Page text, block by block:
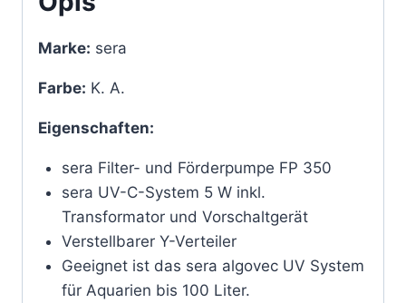
Aquarien
100
Marke: sera
Farbe: K. A.
Eigenschaften:
sera Filter- und Förderpumpe FP 350
sera UV-C-System 5 W inkl.
Transformator und Vorschaltgerät
Verstellbarer Y-Verteiler
Geeignet ist das sera algovec UV System
für Aquarien bis 100 Liter.